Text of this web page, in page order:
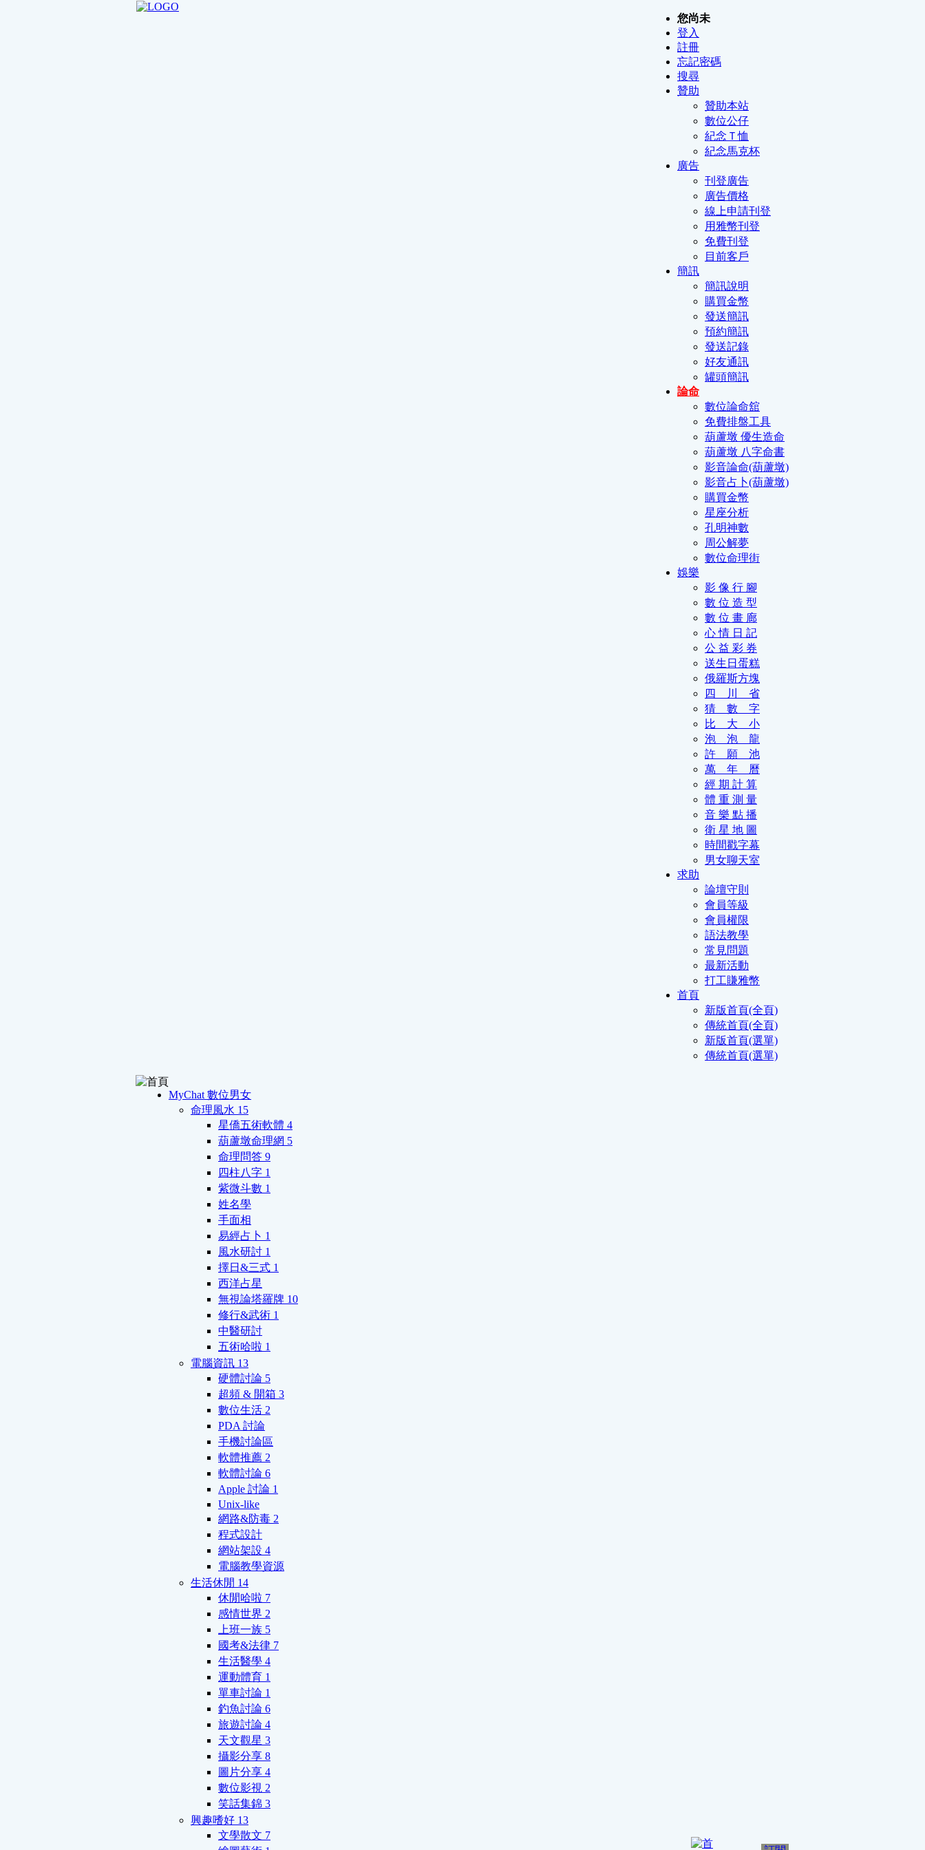
您尚未
登入
註冊
忘記密碼
搜尋
贊助
贊助本站
數位公仔
紀念Ｔ恤
紀念馬克杯
廣告
刊登廣告
廣告價格
線上申請刊登
用雅幣刊登
免費刊登
目前客戶
簡訊
簡訊說明
購買金幣
發送簡訊
預約簡訊
發送記錄
好友通訊
罐頭簡訊
論命
數位論命舘
免費排盤工具
葫蘆墩 優生造命
葫蘆墩 八字命書
影音論命(葫蘆墩)
影音占卜(葫蘆墩)
購買金幣
星座分析
孔明神數
周公解夢
數位命理街
娛樂
影 像 行 腳
數 位 造 型
數 位 畫 廊
心 情 日 記
公 益 彩 券
送生日蛋糕
俄羅斯方塊
四 川 省
猜 數 字
比 大 小
泡 泡 龍
許 願 池
萬 年 曆
經 期 計 算
體 重 測 量
音 樂 點 播
衛 星 地 圖
時間戳字幕
男女聊天室
求助
論壇守則
會員等級
會員權限
語法教學
常見問題
最新活動
打工賺雅幣
首頁
新版首頁(全頁)
傳統首頁(全頁)
新版首頁(選單)
傳統首頁(選單)
MyChat 數位男女
命理風水 15
星僑五術軟體 4
葫蘆墩命理網 5
命理問答 9
四柱八字 1
紫微斗數 1
姓名學
手面相
易經占卜 1
風水研討 1
擇日&三式 1
西洋占星
無視論塔羅牌 10
修行&武術 1
中醫研討
五術哈啦 1
電腦資訊 13
硬體討論 5
超頻 & 開箱 3
數位生活 2
PDA 討論
手機討論區
軟體推薦 2
軟體討論 6
Apple 討論 1
Unix-like
網路&防毒 2
程式設計
網站架設 4
電腦教學資源
生活休閒 14
休閒哈啦 7
感情世界 2
上班一族 5
國考&法律 7
生活醫學 4
運動體育 1
單車討論 1
釣魚討論 6
旅遊討論 4
天文觀星 3
攝影分享 8
圖片分享 4
數位影視 2
笑話集錦 3
興趣嗜好 13
文學散文 7